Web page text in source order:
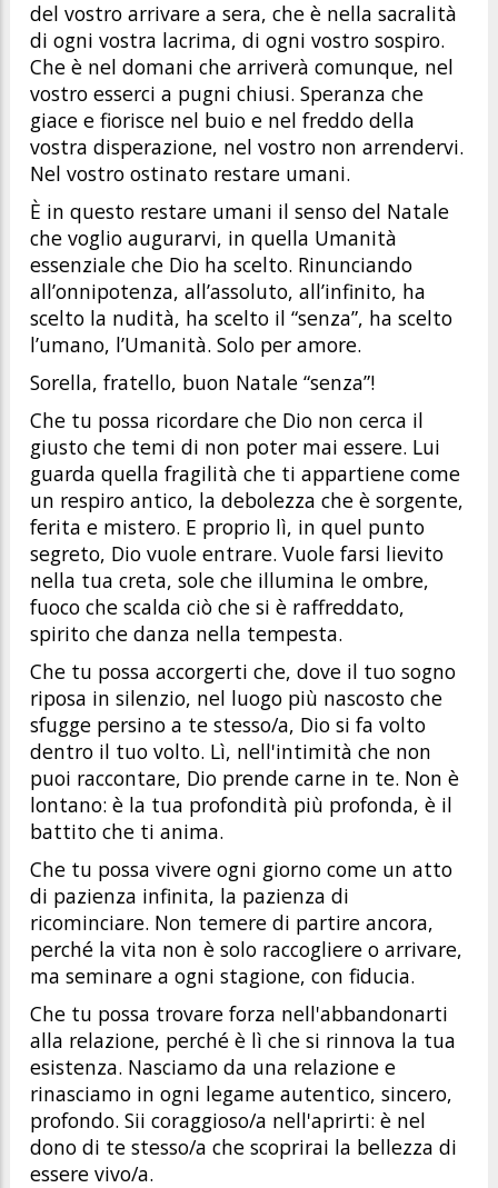
del vostro arrivare a sera, che è nella sacralità
di ogni vostra lacrima, di ogni vostro sospiro.
Che è nel domani che arriverà comunque, nel
vostro esserci a pugni chiusi. Speranza che
giace e fiorisce nel buio e nel freddo della
vostra disperazione, nel vostro non arrendervi.
Nel vostro ostinato restare umani.
È in questo restare umani il senso del Natale
che voglio augurarvi, in quella Umanità
essenziale che Dio ha scelto. Rinunciando
all’onnipotenza, all’assoluto, all’infinito, ha
scelto la nudità, ha scelto il “senza”, ha scelto
l’umano, l’Umanità. Solo per amore.
Sorella, fratello, buon Natale “senza”!
Che tu possa ricordare che Dio non cerca il
giusto che temi di non poter mai essere. Lui
guarda quella fragilità che ti appartiene come
un respiro antico, la debolezza che è sorgente,
ferita e mistero. E proprio lì, in quel punto
segreto, Dio vuole entrare. Vuole farsi lievito
nella tua creta, sole che illumina le ombre,
fuoco che scalda ciò che si è raffreddato,
spirito che danza nella tempesta.
Che tu possa accorgerti che, dove il tuo sogno
riposa in silenzio, nel luogo più nascosto che
sfugge persino a te stesso/a, Dio si fa volto
dentro il tuo volto. Lì, nell'intimità che non
puoi raccontare, Dio prende carne in te. Non è
lontano: è la tua profondità più profonda, è il
battito che ti anima.
Che tu possa vivere ogni giorno come un atto
di pazienza infinita, la pazienza di
ricominciare. Non temere di partire ancora,
perché la vita non è solo raccogliere o arrivare,
ma seminare a ogni stagione, con fiducia.
Che tu possa trovare forza nell'abbandonarti
alla relazione, perché è lì che si rinnova la tua
esistenza. Nasciamo da una relazione e
rinasciamo in ogni legame autentico, sincero,
profondo. Sii coraggioso/a nell'aprirti: è nel
dono di te stesso/a che scoprirai la bellezza di
essere vivo/a.